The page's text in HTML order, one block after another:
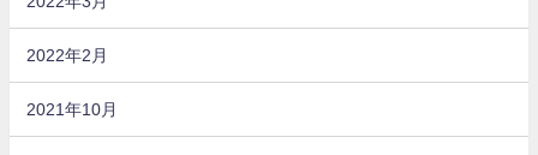
2022年2月
2021年10月